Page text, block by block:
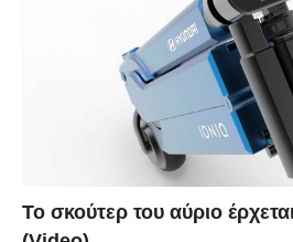
Το σκούτερ του αύριο